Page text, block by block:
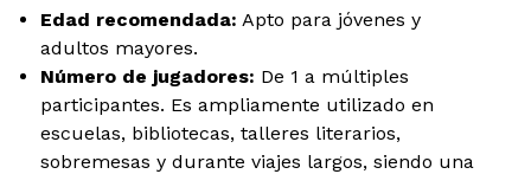
Edad recomendada: Apto para jóvenes y
adultos mayores.
Número de jugadores: De 1 a múltiples
participantes. Es ampliamente utilizado en
escuelas, bibliotecas, talleres literarios,
sobremesas y durante viajes largos, siendo una